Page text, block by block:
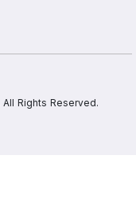
All Rights Reserved.